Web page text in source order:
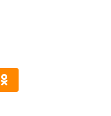
odnoclassniki